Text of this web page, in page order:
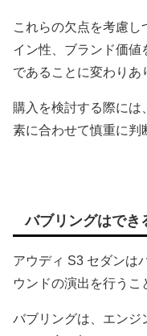
これらの欠点を考慮
イン性、ブランド価
であることに変わりあ
購入を検討する際に
素に合わせて慎重に判
バブリングはでき
アウディ S3 セダンは
ウンドの演出を行うこ
バブリングは、エンジ